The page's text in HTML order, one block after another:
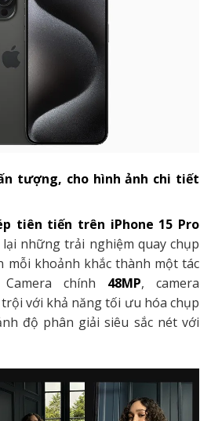
tượng, cho hình ảnh chi tiết
tiên tiến trên iPhone 15 Pro
những trải nghiệm quay chụp
mỗi khoảnh khắc thành một tác
chính 48MP, camera
với khả năng tối ưu hóa chụp
độ phân giải siêu sắc nét với